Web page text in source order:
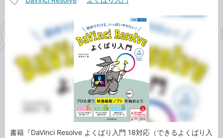
事
リ
書籍『DaVinci Resolve よくばり入門 18対応（できるよくばり入